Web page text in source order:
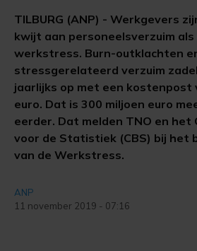
TILBURG (ANP) - Werkgevers
kwijt aan personeelsverzuim als
werkstress. Burn-outklachten
stressgerelateerd verzuim
jaarlijks op met een kostenpost
euro. Dat is 300 miljoen euro
eerder. Dat melden TNO en het
voor de Statistiek (CBS) bij het
van de Werkstress.
ANP
11 november 2019 - 07:16